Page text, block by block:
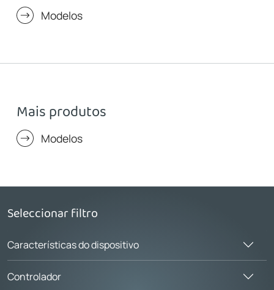
Modelos
Mais produtos
Modelos
Seleccionar filtro
Características do dispositivo
Controlador